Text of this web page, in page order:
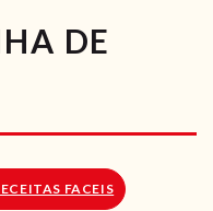
DE
FACEIS